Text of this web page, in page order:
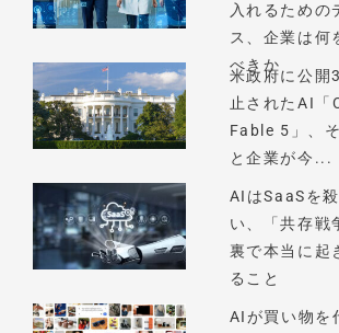
入れるための
ス、企業は何
べきか
米政府に公開
止されたAI「
Fable 5」、
と企業が今...
AIはSaaSを
い、「共存戦
裏で本当に起
ること
AIが買い物を